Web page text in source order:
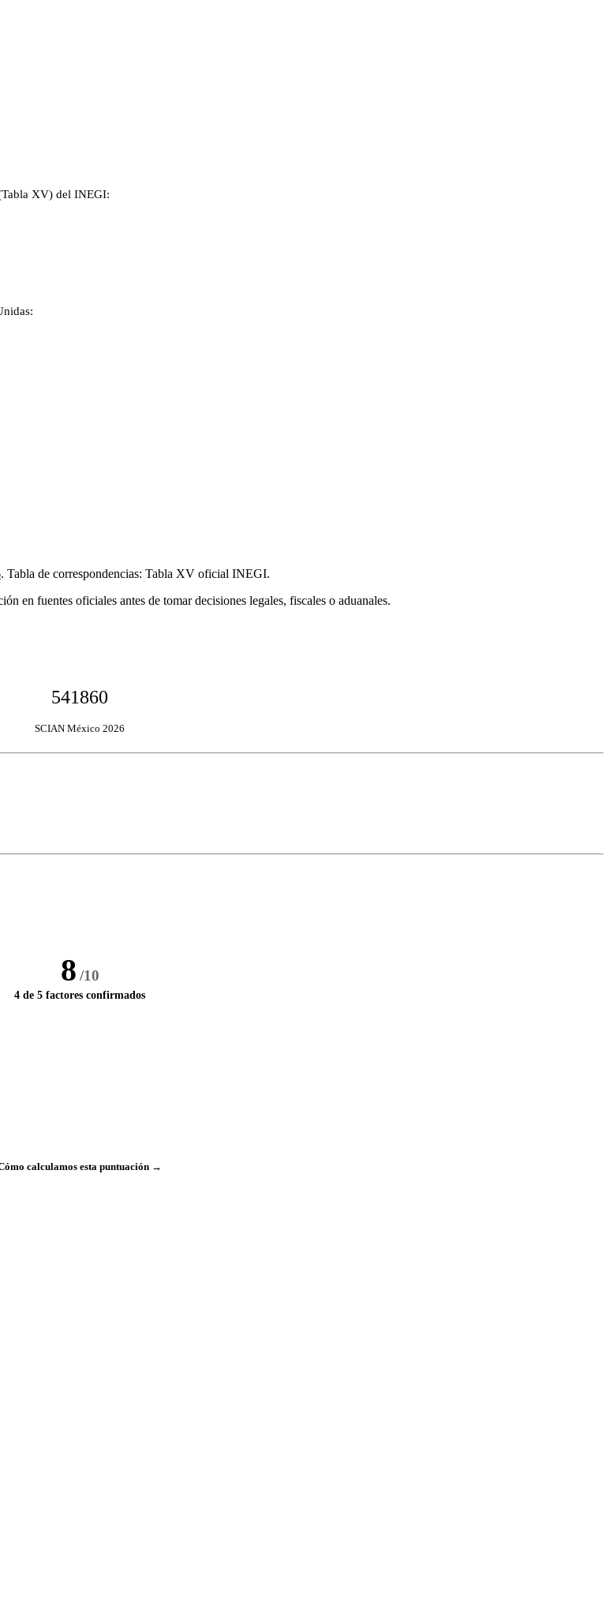
XV) del INEGI:
. Tabla de correspondencias: Tabla XV oficial INEGI.
en fuentes oficiales antes de tomar decisiones legales, fiscales o aduanales.
541860
SCIAN México 2026
8 /10
4 de 5 factores confirmados
calculamos esta puntuación →